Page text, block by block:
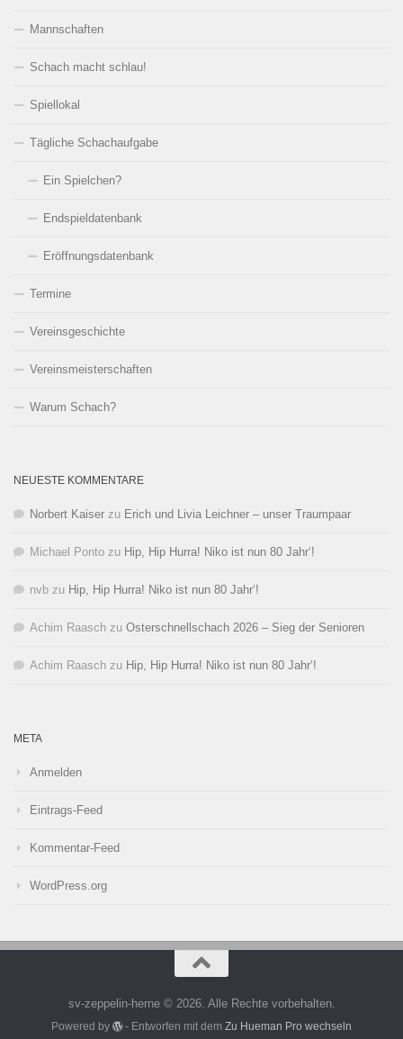
Mannschaften
Schach macht schlau!
Spiellokal
Tägliche Schachaufgabe
Ein Spielchen?
Endspieldatenbank
Eröffnungsdatenbank
Termine
Vereinsgeschichte
Vereinsmeisterschaften
Warum Schach?
NEUESTE KOMMENTARE
Norbert Kaiser zu Erich und Livia Leichner – unser Traumpaar
Michael Ponto zu Hip, Hip Hurra! Niko ist nun 80 Jahr‘!
nvb zu Hip, Hip Hurra! Niko ist nun 80 Jahr‘!
Achim Raasch zu Osterschnellschach 2026 – Sieg der Senioren
Achim Raasch zu Hip, Hip Hurra! Niko ist nun 80 Jahr‘!
META
Anmelden
Eintrags-Feed
Kommentar-Feed
WordPress.org
sv-zeppelin-herne © 2026. Alle Rechte vorbehalten.
Powered by - Entworfen mit demZu Hueman Pro wechseln